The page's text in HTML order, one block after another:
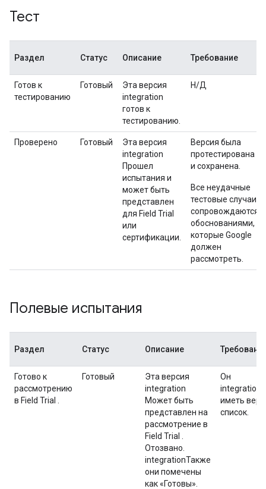
Тест
Раздел Статус Описание Требование
Готов к
тестированию
Готовый
Эта версия
integration
готов к
тестированию.
Н/Д
Проверено Готовый
Эта версия
integration
Прошел
испытания и
может быть
представлен
для Field Trial
или
сертификации.
Версия была
протестирована
и сохранена.
Все неудачные
тестовые случаи
сопровождаются
обоснованиями,
которые Google
должен
рассмотреть.
Полевые испытания
Раздел Статус Описание
Готово к
рассмотрению
в Field Trial
Готовый
Эта версия
integration
Может быть
представлен на
рассмотрение в
Field Trial
Отозвано.
integrationТакже
они помечены
как «Готовы».
Он
иметь
список.